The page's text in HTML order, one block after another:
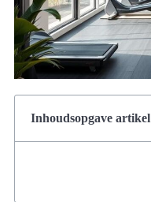
Inhoudsopgave artikel